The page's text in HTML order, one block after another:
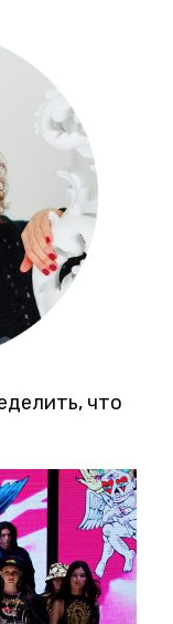
что